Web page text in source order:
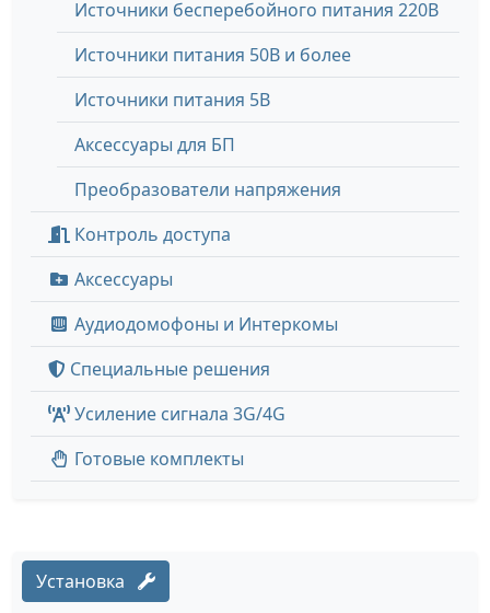
Источники бесперебойного питания 220В
Источники питания 50В и более
Источники питания 5В
Аксессуары для БП
Преобразователи напряжения
Контроль доступа
Аксессуары
Аудиодомофоны и Интеркомы
Специальные решения
Усиление сигнала 3G/4G
Готовые комплекты
Установка